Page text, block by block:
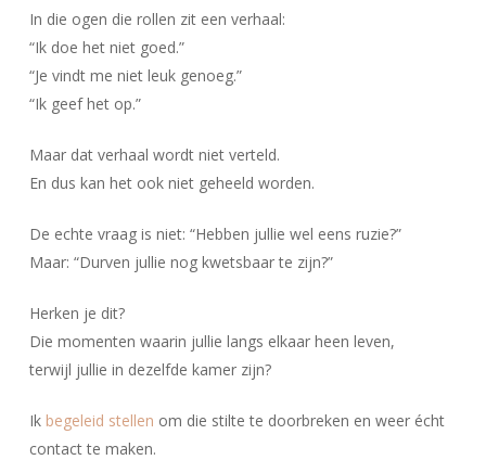
In die ogen die rollen zit een verhaal:
“Ik doe het niet goed.”
“Je vindt me niet leuk genoeg.”
“Ik geef het op.”
Maar dat verhaal wordt niet verteld.
En dus kan het ook niet geheeld worden.
De echte vraag is niet: “Hebben jullie wel eens ruzie?”
Maar: “Durven jullie nog kwetsbaar te zijn?”
Herken je dit?
Die momenten waarin jullie langs elkaar heen leven,
terwijl jullie in dezelfde kamer zijn?
Ik begeleid stellen om die stilte te doorbreken en weer écht
contact te maken.